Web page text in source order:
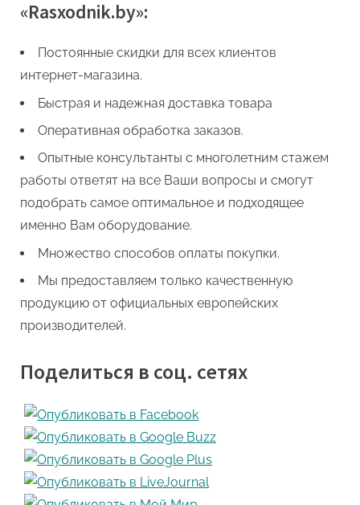
«Rasxodnik.by»:
Постоянные скидки для всех клиентов
интернет-магазина.
Быстрая и надежная доставка товара
Оперативная обработка заказов.
Опытные консультанты с многолетним стажем
работы ответят на все Ваши вопросы и смогут
подобрать самое оптимальное и подходящее
именно Вам оборудование.
Множество способов оплаты покупки.
Мы предоставляем только качественную
продукцию от официальных европейских
производителей.
Поделиться в соц. сетях